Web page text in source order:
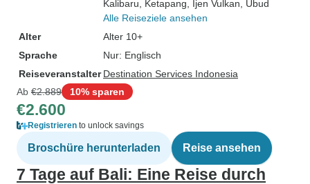
Kalibaru , Ketapang , Ijen Vulkan , Ubud
Alle Reiseziele ansehen
Alter
Alter 10+
Sprache
Nur: Englisch
Reiseveranstalter Destination Services Indonesia
Ab €2.889 10% sparen
€2.600
Registrieren to unlock savings
Broschüre herunterladen Reise ansehen
7 Tage auf Bali: Eine Reise durch